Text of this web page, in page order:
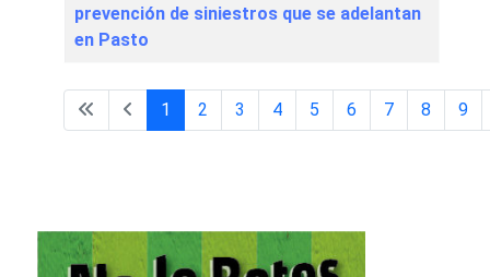
prevención de siniestros que se adelantan
en Pasto
Página 1 de 48
1 2 3 4 5 6 7 8 9